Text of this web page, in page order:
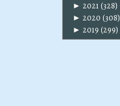
► 2021(328)
► 2020 (308)
► 2019 (299)